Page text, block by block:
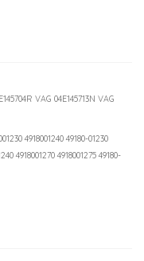
VAG 04E145713N VAG
4918001240 49180-01230
4918001270 4918001275 49180-